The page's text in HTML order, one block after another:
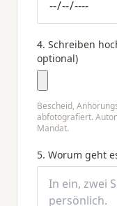
4. Schreiben
optional)
Bescheid,
abfotografiert.
Mandat.
5. Worum geht